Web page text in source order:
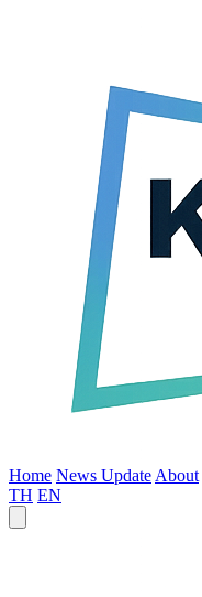
Home News Update About
TH EN